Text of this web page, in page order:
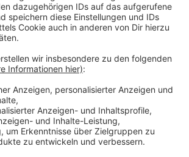
nach Auto des 52-Jährigen
fand die Polizei das Auto des 52-
Der Führerschein des 52-